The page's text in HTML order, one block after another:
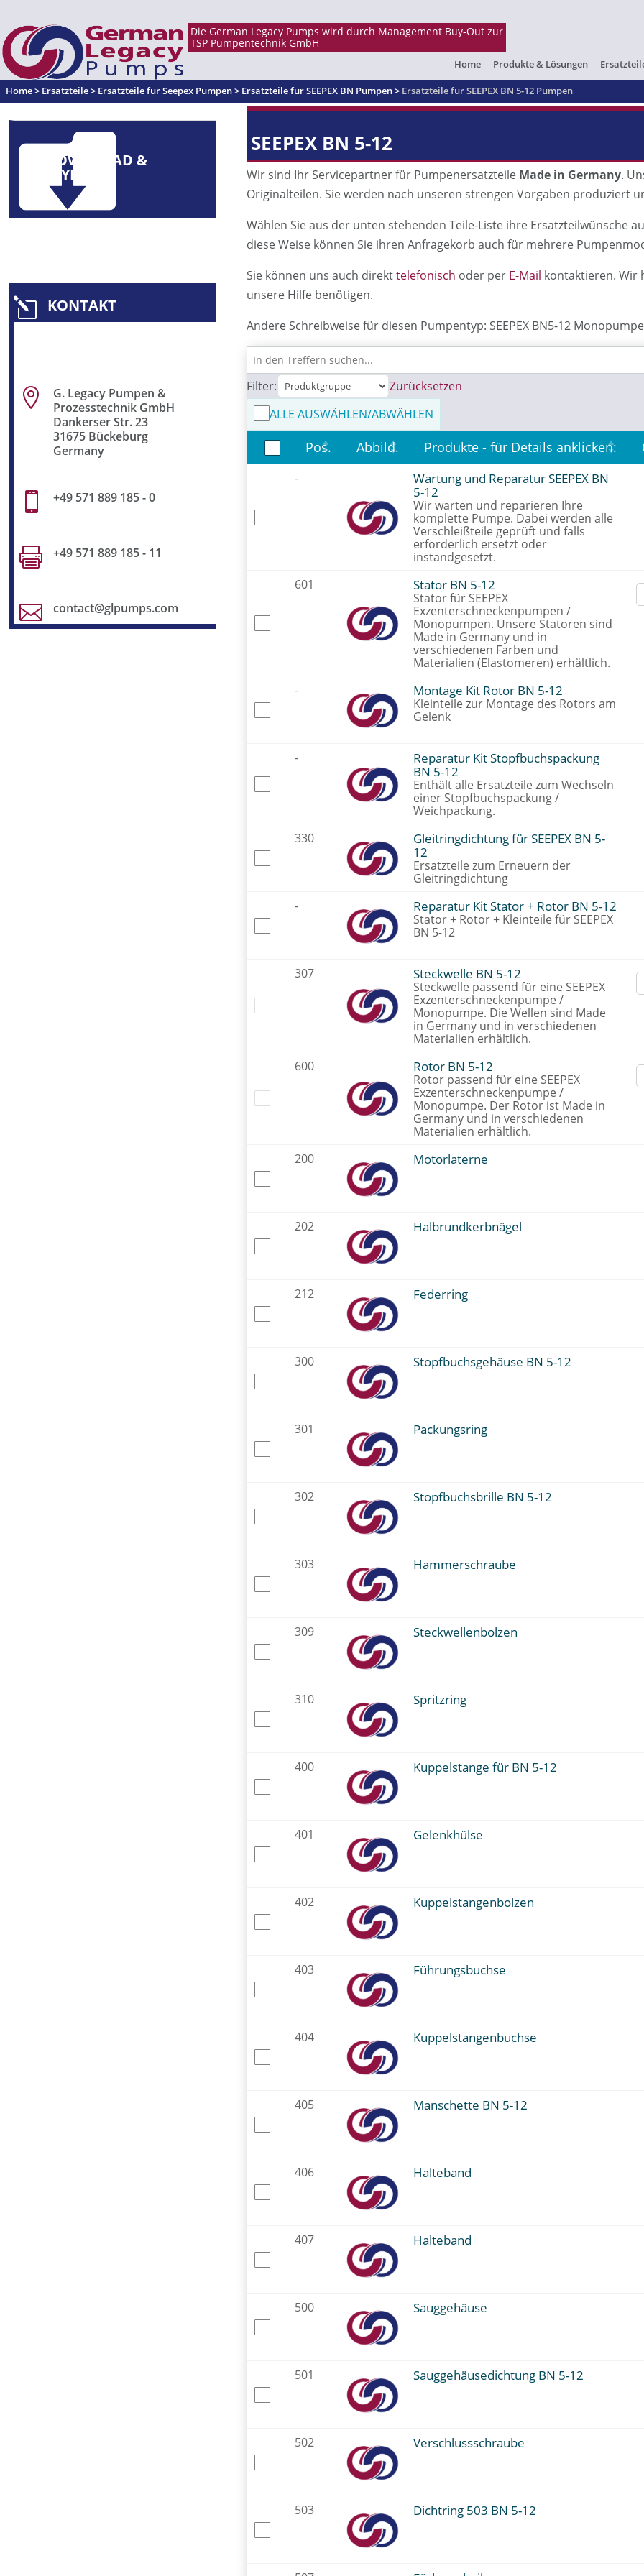
Home Produkte & Lösungen
Home> Ersatzteile> Ersatzteile für Seepex Pumpen> Ersatzteile für SEEPEX BN Pumpen> Ersatzteile für SEEPEX BN 5-12 Pumpen
DOWNLOAD &
FLYER
l KONTAKT

G. Legacy Pumpen &
Prozesstechnik GmbH
Dankerser Str. 23
31675 Bückeburg
Germany
 +49 571 889 185 - 0
 +49 571 889 185 - 11
 contact@glpumps.com
SEEPEX BN 5-12
Wir sind Ihr Servicepartner für Pumpenersatzteile Made in Germany.
Originalteilen. Sie werden nach unseren strengen Vorgaben produziert
Wählen Sie aus der unten stehenden Teile-Liste ihre Ersatzteilwünsche
diese Weise können Sie ihren Anfragekorb auch für mehrere
Sie können uns auch direkttelefonisch oder per E-Mail kontaktieren. Wir
unsere Hilfe benötigen.
Andere Schreibweise für diesen Pumpentyp: SEEPEX BN5-12
Filter:
Zurücksetzen
ALLE AUSWÄHLEN/ABWÄHLEN
Pos. Abbild. Produkte - für Details anklicken:
-
Wartung und Reparatur SEEPEX BN
5-12
Wir warten und reparieren Ihre
komplette Pumpe. Dabei werden alle
Verschleißteile geprüft und falls
erforderlich ersetzt oder
instandgesetzt.
601 Stator BN 5-12
Stator für SEEPEX
Exzenterschneckenpumpen /
Monopumpen. Unsere Statoren sind
Made in Germany und in
verschiedenen Farben und
Materialien (Elastomeren) erhältlich.
- Montage Kit Rotor BN 5-12
Kleinteile zur Montage des Rotors am
Gelenk
-
Reparatur Kit Stopfbuchspackung
BN 5-12
Enthält alle Ersatzteile zum Wechseln
einer Stopfbuchspackung /
Weichpackung.
330
Gleitringdichtung für SEEPEX BN 5-
12
Ersatzteile zum Erneuern der
Gleitringdichtung
- Reparatur Kit Stator + Rotor BN 5-12
Stator + Rotor + Kleinteile für SEEPEX
BN 5-12
307 Steckwelle BN 5-12
Steckwelle passend für eine SEEPEX
Exzenterschneckenpumpe /
Monopumpe. Die Wellen sind Made
in Germany und in verschiedenen
Materialien erhältlich.
600 Rotor BN 5-12
Rotor passend für eine SEEPEX
Exzenterschneckenpumpe /
Monopumpe. Der Rotor ist Made in
Germany und in verschiedenen
Materialien erhältlich.
200 Motorlaterne
202 Halbrundkerbnägel
212 Federring
300 Stopfbuchsgehäuse BN 5-12
301 Packungsring
302 Stopfbuchsbrille BN 5-12
303 Hammerschraube
309 Steckwellenbolzen
310 Spritzring
400 Kuppelstange für BN 5-12
401 Gelenkhülse
402 Kuppelstangenbolzen
403 Führungsbuchse
404 Kuppelstangenbuchse
405 Manschette BN 5-12
406 Halteband
407 Halteband
500 Sauggehäuse
501 Sauggehäusedichtung BN 5-12
502 Verschlussschraube
503 Dichtring 503 BN 5-12